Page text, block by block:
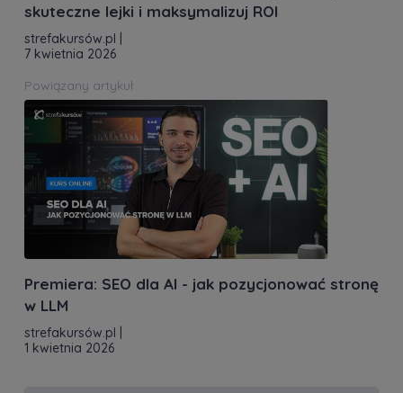
skuteczne lejki i maksymalizuj ROI
strefakursów.pl
7 kwietnia 2026
Powiązany artykuł
Premiera: SEO dla AI - jak pozycjonować stronę
w LLM
strefakursów.pl
1 kwietnia 2026